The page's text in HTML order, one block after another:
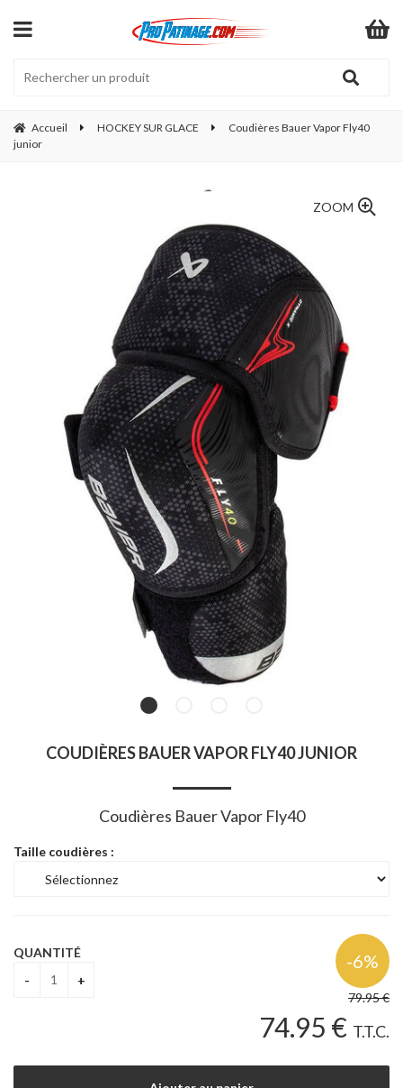
Accueil HOCKEY SUR GLACE
Coudières Bauer Vapor Fly40
junior
ZOOM
COUDIÈRES BAUER VAPOR FLY40 JUNIOR
Coudières Bauer Vapor Fly40
Taille coudières :
79.95€
74.95 € T.T.C.
QUANTITÉ